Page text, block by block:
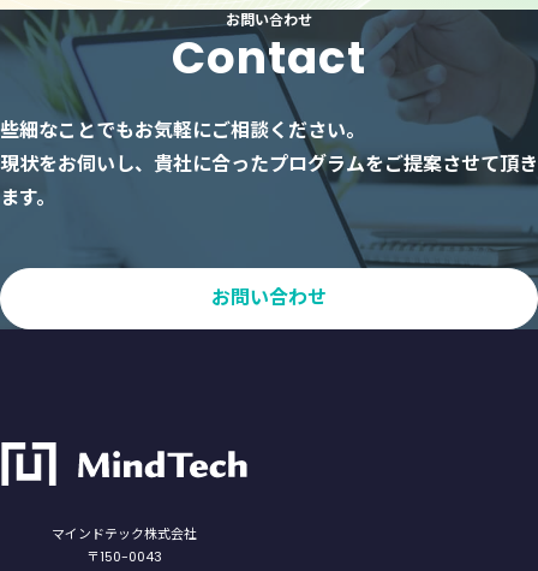
お問い合わせ
Contact
些細なことでもお気軽にご相談ください。
現状をお伺いし、貴社に合ったプログラムをご提案させて頂き
ます。
お問い合わせ
マインドテック株式会社
〒150-0043